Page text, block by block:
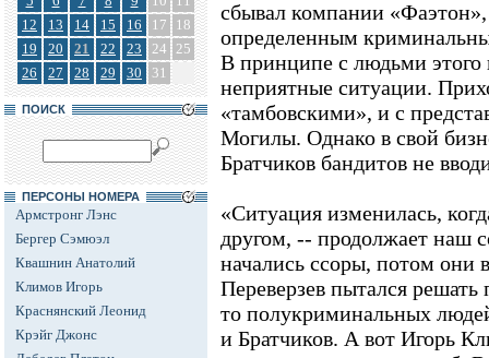
12
13 14 15 16 17
18
19
20 21 22 23 24 25
26
27 28 29 30 31
ПОИСК
ПЕРСОНЫ НОМЕРА
Армстронг Лэнс
Бергер Сэмюэл
Квашнин Анатолий
Климов Игорь
Краснянский Леонид
Крэйг Джонс
сбывал компании «Фаэтон»,
определенным
В принципе с людьми этого
неприятные ситуации.
«тамбовскими», и с
Могилы. Однако в свой
Братчиков бандитов не
«Ситуация изменилась,
другом, -- продолжает наш
начались ссоры, потом они
Переверзев пытался
то полукриминальных
и Братчиков. А вот Игорь